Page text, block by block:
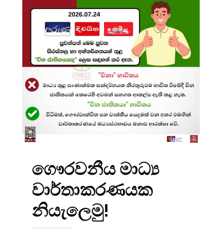
ගෞරවනීය මාධ්‍ය
වාර්තාකරණයක
නියැලෙමු!